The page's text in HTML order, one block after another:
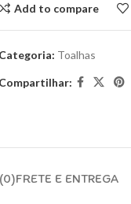
Add to compare
Categoria: Toalhas
Compartilhar:
FRETE E ENTREGA